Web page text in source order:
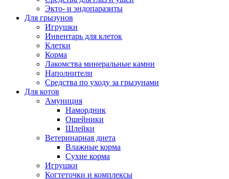
Экто- и эндопаразиты
Для грызунов
Игрушки
Инвентарь для клеток
Клетки
Корма
Лакомства минеральные камни
Наполнители
Средства по уходу за грызунами
Для котов
Амуниция
Намордник
Ошейники
Шлейки
Ветеринарная диета
Влажные корма
Сухие корма
Игрушки
Когтеточки и комплексы